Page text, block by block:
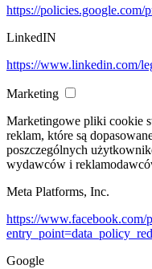
https://policies.google.com/
LinkedIN
https://www.linkedin.com/
Marketing
Marketingowe pliki cookie
reklam, które są
poszczególnych
wydawców i
Meta Platforms, Inc.
https://www.facebook.com/
Google